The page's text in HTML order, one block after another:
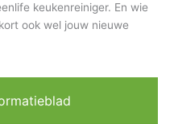
keukenreiniger. En wie
ook wel jouw nieuwe